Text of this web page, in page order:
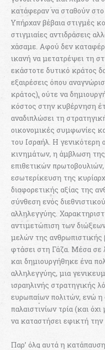
κατάφεραν να σταθούν
Υπήρχαν βέβαια στιγμές
στιγμιαίες αντιδράσεις
χάσαμε. Αφού δεν
ικανή να μετατρέψει τη
εκάστοτε δυτικό κράτος
εξαιρέσεις όπου
κράτος), ούτε να
κόστος στην κυβέρνηση
αναδιπλώσει τη
οικονομικές συμφωνίες
του Ισραήλ. Η
κινημάτων, η άμβλωση
επιθετικών
εσωτερίκευση της
διαφορετικής αξίας της
σύνθεση ενός
αλληλεγγύης.
αντιμετώπιση των
μελών της ανθρωπιστικής
φτάσει στη Γάζα. Μέσα σε
και δημιουργήθηκε ένα
αλληλεγγύης, μια
ισραηλινής στρατηγικής
ευρωπαίων πολιτών, ενώ
παλαιστινίων τρία (και
να καταστήσει εφικτή την
Παρ’ όλα αυτά η